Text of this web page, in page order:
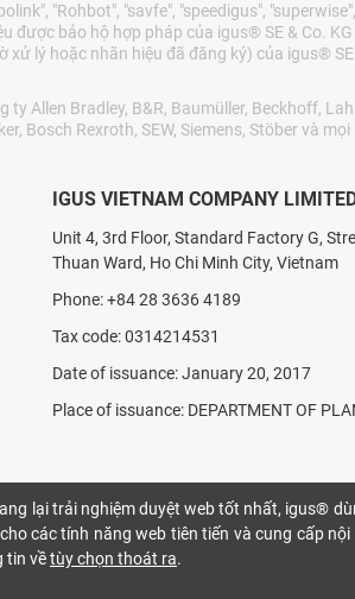
"Rohbot", "savfe", "speedigus",
được bảo hộ hợp pháp của igus® SE & Co.
lý hoặc nhãn hiệu đã đăng ký) của igus®
Allen Bradley, B&R, Baumüller, Beckhoff,
Bosch Rexroth, SEW, Siemens, Stöber và
IGUS VIETNAM COMPANY
Unit 4, 3rd Floor, Standard Factory G,
Thuan Ward, Ho Chi Minh City, Vietnam
Phone: +84 28 3636 4189
Tax code: 0314214531
Date of issuance: January 20, 2017
Place of issuance: DEPARTMENT OF
lại trải nghiệm duyệt web tốt nhất, igus®
các tính năng web tiên tiến và cung cấp
tin vềtùy chọn thoát ra.